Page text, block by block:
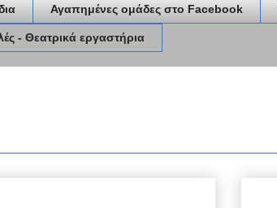
Αγαπημένες ομάδες στο Facebook
- Θεατρικά εργαστήρια